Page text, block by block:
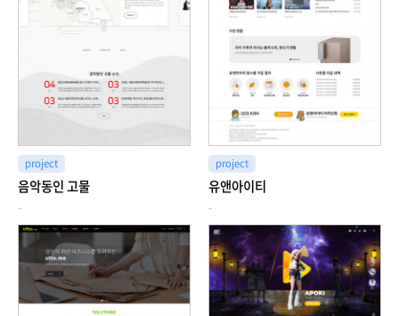
project
음악동인 고물
-
project
유앤아이티
-